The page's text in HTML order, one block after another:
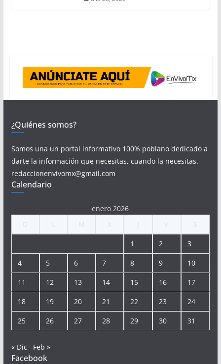
¿Quiénes somos?
Somos una un portal informativo 100% poblano dedicado a
darte la información que necesitas, cuando la necesitas.
redaccionenvivomx@gmail.com
Calendario
enero 2026
1 2 3
4 5 6 7 8 9 10
11 12 13 14 15 16 17
18 19 20 21 22 23 24
25 26 27 28 29 30 31
« Dic Feb »
Facebook